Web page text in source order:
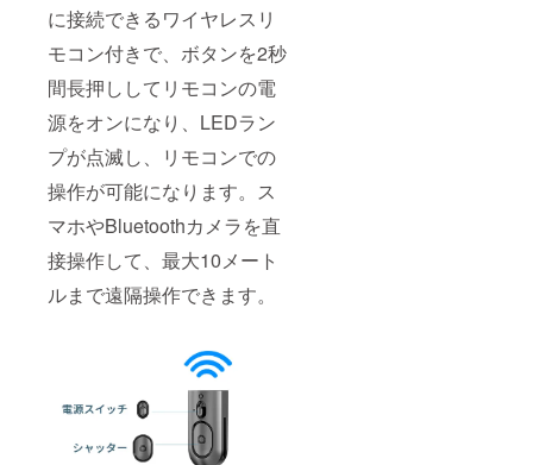
に接続できるワイヤレスリ
モコン付きで、ボタンを2秒
間長押ししてリモコンの電
源をオンになり、LEDラン
プが点滅し、リモコンでの
操作が可能になります。ス
マホやBluetoothカメラを直
接操作して、最大10メート
ルまで遠隔操作できます。